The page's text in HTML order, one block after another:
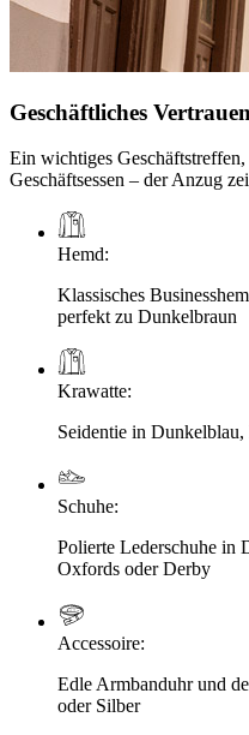
Geschäftliches Vertrauen
Ein wichtiges
Geschäftsessen – der Anzug
Hemd:
Klassisches
perfekt zu Dunkelbraun
Krawatte:
Seidentie in
Schuhe:
Polierte Lederschuhe in
Oxfords oder Derby
Accessoire:
Edle Armbanduhr und
oder Silber